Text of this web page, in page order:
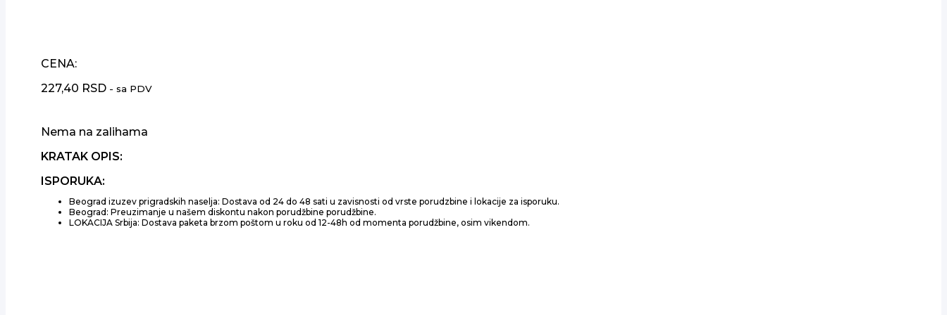
CENA:
227,40 RSD - sa PDV
Nema na zalihama
KRATAK OPIS:
ISPORUKA:
Beograd izuzev prigradskih naselja: Dostava od 24 do 48 sati u zavisnosti od vrste porudzbine i lokacije za isporuku.
Beograd: Preuzimanje u našem diskontu nakon porudžbine porudžbine.
LOKACIJA Srbija: Dostava paketa brzom poštom u roku od 12-48h od momenta porudžbine, osim vikendom.